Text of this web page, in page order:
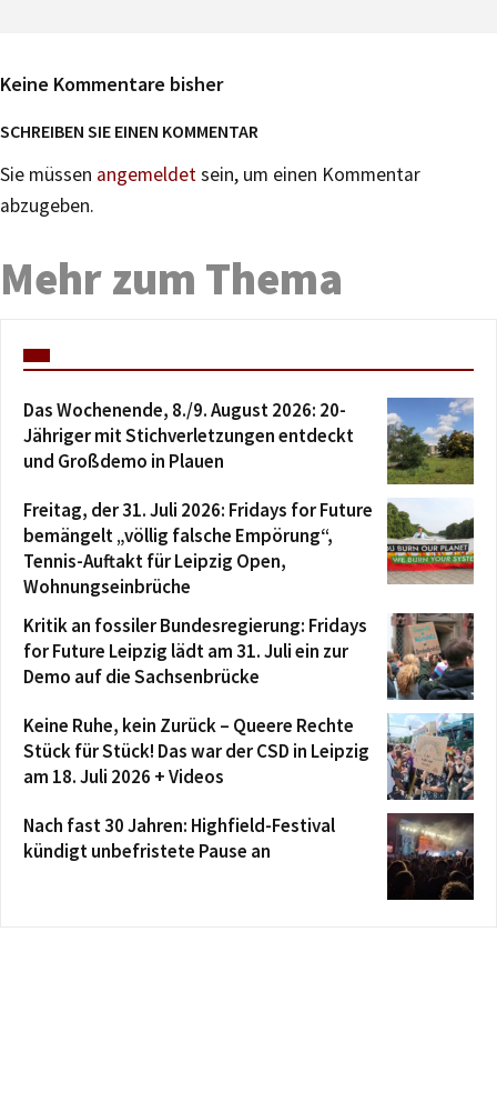
Keine Kommentare bisher
SCHREIBEN SIE EINEN KOMMENTAR
Sie müssen angemeldetsein, um einen Kommentar
abzugeben.
Mehr zum Thema
Das Wochenende, 8./9. August 2026: 20-
Jähriger mit Stichverletzungen entdeckt
und Großdemo in Plauen
Freitag, der 31. Juli 2026: Fridays for Future
bemängelt „völlig falsche Empörung“,
Tennis-Auftakt für Leipzig Open,
Wohnungseinbrüche
Kritik an fossiler Bundesregierung: Fridays
for Future Leipzig lädt am 31. Juli ein zur
Demo auf die Sachsenbrücke
Keine Ruhe, kein Zurück – Queere Rechte
Stück für Stück! Das war der CSD in Leipzig
am 18. Juli 2026 + Videos
Nach fast 30 Jahren: Highfield-Festival
kündigt unbefristete Pause an